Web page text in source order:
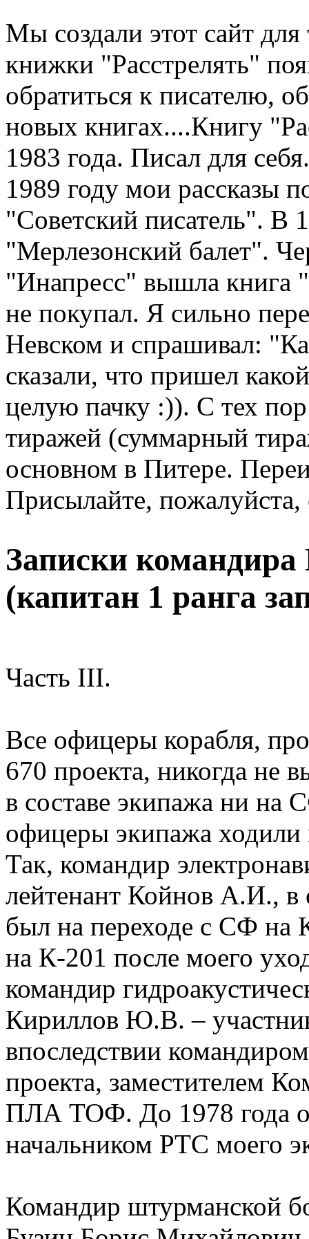
Мы создали этот сайт
книжки "Расстрелять"
обратиться к писателю,
новых книгах....Книгу
1983 года. Писал для
1989 году мои рассказы
"Советский писатель". В
"Мерлезонский балет".
"Инапресс" вышла книга
не покупал. Я сильно
Невском и спрашивал:
сказали, что пришел
целую пачку :)). С тех
тиражей (суммарный
основном в Питере.
Присылайте,
Записки
(капитан 1 ранга
Часть III.
Все офицеры корабля,
670 проекта, никогда не
в составе экипажа ни
офицеры экипажа
Так, командир
лейтенант Койнов А.И.,
был на переходе с СФ на
на К-201 после моего
командир
Кириллов Ю.В. –
впоследствии
проекта, заместителем
ПЛА ТОФ. До 1978 года
начальником РТС моего
Командир штурманской